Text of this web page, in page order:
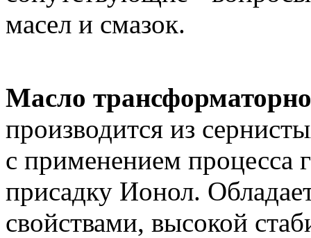
масел и смазок.
Масло
производится из
с применением процесса
присадку Ионол.
свойствами, высокой